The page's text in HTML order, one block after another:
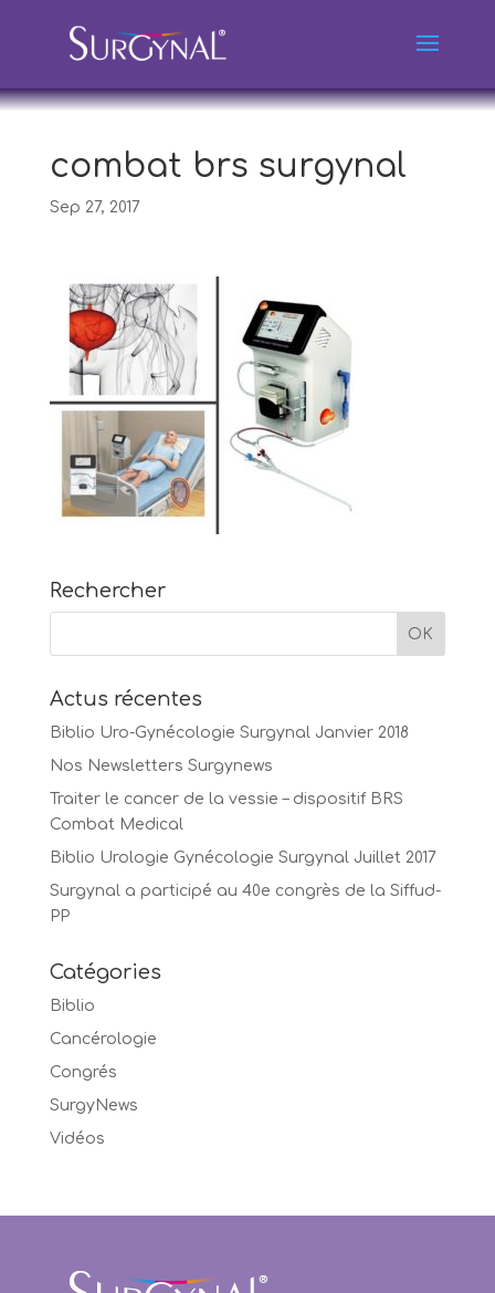
combat brs surgynal
Sep 27, 2017
Rechercher
Actus récentes
Biblio Uro-Gynécologie Surgynal Janvier 2018
Nos Newsletters Surgynews
Traiter le cancer de la vessie – dispositif BRS
Combat Medical
Biblio Urologie Gynécologie Surgynal Juillet 2017
Surgynal a participé au 40e congrès de la Siffud-
PP
Catégories
Biblio
Cancérologie
Congrés
SurgyNews
Vidéos